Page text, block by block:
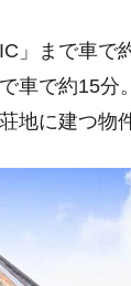
」まで車で
車で約15分。
地に建つ物